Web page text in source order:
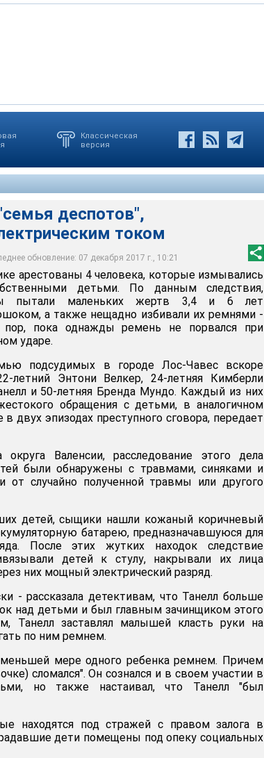
Классическая
версия
деспотов",
током
обновление: 07 декабря 2017 г., 10:21
наказывавшая детей электрическим током
арестованы 4 человека, которые измывались
детьми. По данным следствия,
пытали маленьких жертв 3,4 и 6 лет
а также нещадно избивали их ремнями -
пока однажды ремень не порвался при
ударе.
подсудимых в городе Лос-Чавес вскоре
летний Энтони Велкер, 24-летняя Кимберли
и 50-летняя Бренда Мундо. Каждый из них
обращения с детьми, в аналогичном
двух эпизодах преступного сговора, передает
Валенсии, расследование этого дела
были обнаружены с травмами, синяками и
от случайно полученной травмы или другого
детей, сыщики нашли кожаный коричневый
батарею, предназначавшуюся для
После этих жутких находок следствие
детей к стулу, накрывали их лица
них мощный электрический разряд.
- рассказала детективам, что Танелл больше
над детьми и был главным зачинщиком этого
Танелл заставлял малышей класть руки на
по ним ремнем.
меньшей мере одного ребенка ремнем. Причем
сломался". Он сознался и в своем участии в
но также настаивал, что Танелл "был
находятся под стражей с правом залога в
дети помещены под опеку социальных